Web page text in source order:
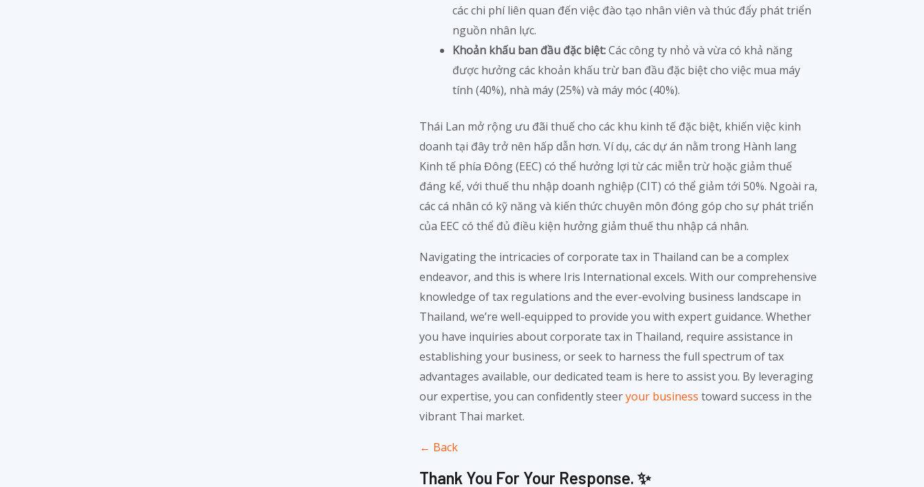
các chi phí liên quan đến việc đào tạo nhân viên và thúc đẩy phát triển
nguồn nhân lực.
Khoản khấu ban đầu đặc biệt:Các công ty nhỏ và vừa có khả năng
được hưởng các khoản khấu trừ ban đầu đặc biệt cho việc mua máy
tính (40%), nhà máy (25%) và máy móc (40%).
Thái Lan mở rộng ưu đãi thuế cho các khu kinh tế đặc biệt, khiến việc kinh
doanh tại đây trở nên hấp dẫn hơn. Ví dụ, các dự án nằm trong Hành lang
Kinh tế phía Đông (EEC) có thể hưởng lợi từ các miễn trừ hoặc giảm thuế
đáng kể, với thuế thu nhập doanh nghiệp (CIT) có thể giảm tới 50%. Ngoài ra,
các cá nhân có kỹ năng và kiến thức chuyên môn đóng góp cho sự phát triển
của EEC có thể đủ điều kiện hưởng giảm thuế thu nhập cá nhân.
Navigating the intricacies of corporate tax in Thailand can be a complex
endeavor, and this is where Iris International excels. With our comprehensive
knowledge of tax regulations and the ever-evolving business landscape in
Thailand, we’re well-equipped to provide you with expert guidance. Whether
you have inquiries about corporate tax in Thailand, require assistance in
establishing your business, or seek to harness the full spectrum of tax
advantages available, our dedicated team is here to assist you. By leveraging
our expertise, you can confidently steeryour business toward success in the
vibrant Thai market.
← Back
Thank You For Your Response. ✨